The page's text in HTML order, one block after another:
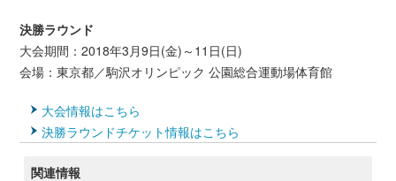
決勝ラウンド
大会期間：2018年3月9日(金)～11日(日)
会場：東京都／駒沢オリンピック 公園総合運動場体育館
大会情報はこちら
決勝ラウンドチケット情報はこちら
関連情報